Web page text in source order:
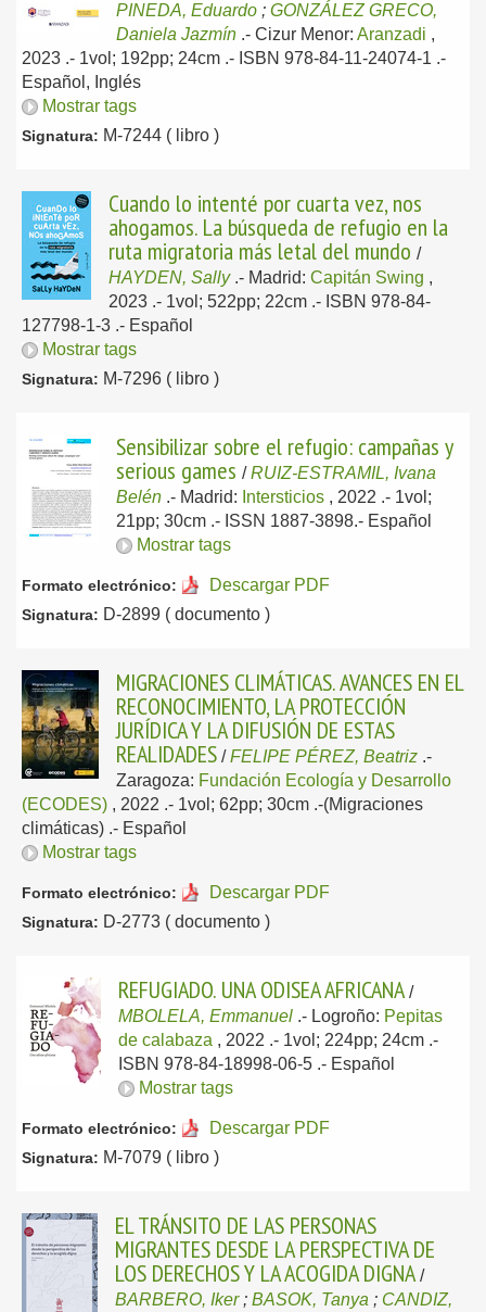
PINEDA, Eduardo ; GONZÁLEZ GRECO,
Daniela Jazmín .- Cizur Menor: Aranzadi ,
2023 .- 1vol; 192pp; 24cm .- ISBN 978-84-11-24074-1 .-
Español, Inglés
Mostrar tags
Signatura: M-7244 ( libro )
Cuando lo intenté por cuarta vez, nos
ahogamos. La búsqueda de refugio en la
ruta migratoria más letal del mundo /
HAYDEN, Sally .- Madrid: Capitán Swing ,
2023 .- 1vol; 522pp; 22cm .- ISBN 978-84-
127798-1-3 .- Español
Mostrar tags
Signatura: M-7296 ( libro )
Sensibilizar sobre el refugio: campañas y
serious games /RUIZ-ESTRAMIL, Ivana
Belén .- Madrid: Intersticios , 2022 .- 1vol;
21pp; 30cm .- ISSN 1887-3898.- Español
Mostrar tags
Formato electrónico: Descargar PDF
Signatura: D-2899 ( documento )
MIGRACIONES CLIMÁTICAS. AVANCES EN EL
RECONOCIMIENTO, LA PROTECCIÓN
JURÍDICA Y LA DIFUSIÓN DE ESTAS
REALIDADES /FELIPE PÉREZ, Beatriz .-
Zaragoza: Fundación Ecología y Desarrollo
(ECODES) , 2022 .- 1vol; 62pp; 30cm .-(Migraciones
climáticas) .- Español
Mostrar tags
Formato electrónico: Descargar PDF
Signatura: D-2773 ( documento )
REFUGIADO. UNA ODISEA AFRICANA /
MBOLELA, Emmanuel .- Logroño: Pepitas
de calabaza , 2022 .- 1vol; 224pp; 24cm .-
ISBN 978-84-18998-06-5 .- Español
Mostrar tags
Formato electrónico: Descargar PDF
Signatura: M-7079 ( libro )
EL TRÁNSITO DE LAS PERSONAS
MIGRANTES DESDE LA PERSPECTIVA DE
LOS DERECHOS Y LA ACOGIDA DIGNA /
BARBERO, Iker; BASOK, Tanya ; CANDIZ,